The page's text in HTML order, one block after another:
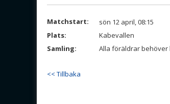
Matchstart:
sön 12 april, 08:15
Plats:
Kabevallen
Samling:
Alla föräldrar behöver
<< Tillbaka